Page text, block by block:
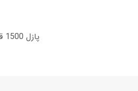
پازل 1500 قطعه Ravensburger طرح 99 رنگ زیبا